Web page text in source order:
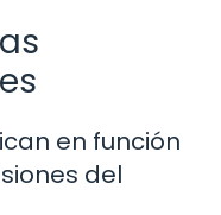
en función
del